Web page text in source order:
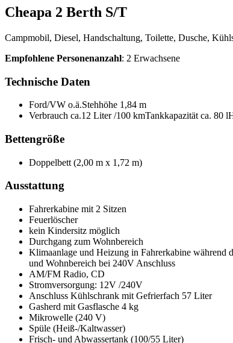
Cheapa 2 Berth S/T
Campmobil, Diesel, Handschaltung, Toilette, Dusche,
Empfohlene Personenanzahl: 2 Erwachsene
Technische Daten
Ford/VW o.ä.Stehhöhe 1,84 m
Verbrauch ca.12 Liter /100 kmTankkapazität ca. 80
Bettengröße
Doppelbett (2,00 m x 1,72 m)
Ausstattung
Fahrerkabine mit 2 Sitzen
Feuerlöscher
kein Kindersitz möglich
Durchgang zum Wohnbereich
Klimaanlage und Heizung in Fahrerkabine während
und Wohnbereich bei 240V Anschluss
AM/FM Radio, CD
Stromversorgung: 12V /240V
Anschluss Kühlschrank mit Gefrierfach 57 Liter
Gasherd mit Gasflasche 4 kg
Mikrowelle (240 V)
Spüle (Heiß-/Kaltwasser)
Frisch- und Abwassertank (100/55 Liter)